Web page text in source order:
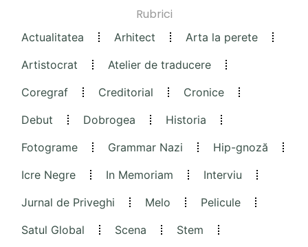
Rubrici
Actualitatea Arhitect
Arta la perete
Artistocrat
Atelier de traducere
Coregraf
Creditorial
Cronice
Debut
Dobrogea
Historia
Fotograme
Grammar Nazi
Hip-gnoză
Icre Negre
In Memoriam
Interviu
Jurnal de Priveghi
Melo
Pelicule
Satul Global
Scena
Stem